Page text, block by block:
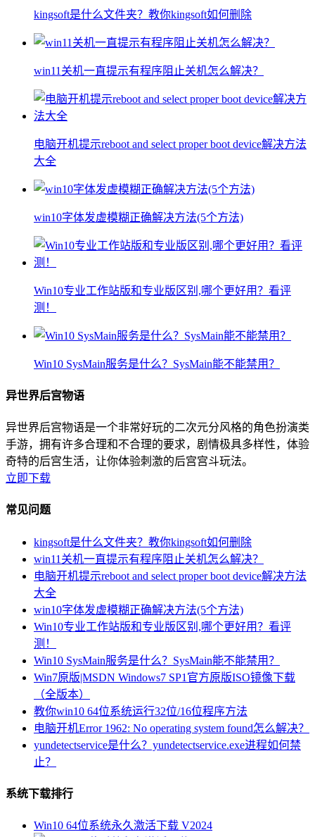
kingsoft是什么文件夹？教你kingsoft如何删除
win11关机一直提示有程序阻止关机怎么解决？
电脑开机提示reboot and select proper boot device解决方法
大全
win10字体发虚模糊正确解决方法(5个方法)
Win10专业工作站版和专业版区别,哪个更好用？看评
测！
Win10 SysMain服务是什么？SysMain能不能禁用？
异世界后宫物语
异世界后宫物语是一个非常好玩的二次元分风格的角色扮演类
手游，拥有许多合理和不合理的要求，剧情极具多样性，体验
奇特的后宫生活，让你体验刺激的后宫宫斗玩法。
立即下载
常见问题
kingsoft是什么文件夹？教你kingsoft如何删除
win11关机一直提示有程序阻止关机怎么解决？
电脑开机提示reboot and select proper boot device解决方法
大全
win10字体发虚模糊正确解决方法(5个方法)
Win10专业工作站版和专业版区别,哪个更好用？看评
测！
Win10 SysMain服务是什么？SysMain能不能禁用？
Win7原版|MSDN Windows7 SP1官方原版ISO镜像下载
（全版本）
教你win10 64位系统运行32位/16位程序方法
电脑开机Error 1962: No operating system found怎么解决？
yundetectservice是什么？yundetectservice.exe进程如何禁
止？
系统下载排行
Win10 64位系统永久激活下载 V2024